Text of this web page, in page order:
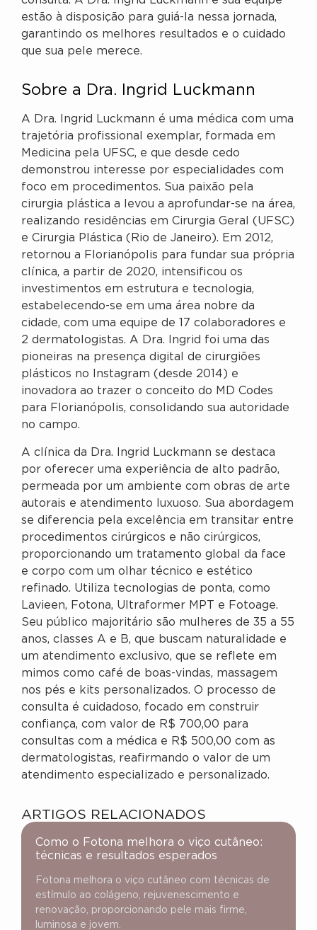
estão à disposição para guiá-la nessa jornada,
garantindo os melhores resultados e o cuidado
que sua pele merece.
Sobre a Dra. Ingrid Luckmann
A Dra. Ingrid Luckmann é uma médica com uma
trajetória profissional exemplar, formada em
Medicina pela UFSC, e que desde cedo
demonstrou interesse por especialidades com
foco em procedimentos. Sua paixão pela
cirurgia plástica a levou a aprofundar-se na área,
realizando residências em Cirurgia Geral (UFSC)
e Cirurgia Plástica (Rio de Janeiro). Em 2012,
retornou a Florianópolis para fundar sua própria
clínica, a partir de 2020, intensificou os
investimentos em estrutura e tecnologia,
estabelecendo-se em uma área nobre da
cidade, com uma equipe de 17 colaboradores e
2 dermatologistas. A Dra. Ingrid foi uma das
pioneiras na presença digital de cirurgiões
plásticos no Instagram (desde 2014) e
inovadora ao trazer o conceito do MD Codes
para Florianópolis, consolidando sua autoridade
no campo.
A clínica da Dra. Ingrid Luckmann se destaca
por oferecer uma experiência de alto padrão,
permeada por um ambiente com obras de arte
autorais e atendimento luxuoso. Sua abordagem
se diferencia pela excelência em transitar entre
procedimentos cirúrgicos e não cirúrgicos,
proporcionando um tratamento global da face
e corpo com um olhar técnico e estético
refinado. Utiliza tecnologias de ponta, como
Lavieen, Fotona, Ultraformer MPT e Fotoage.
Seu público majoritário são mulheres de 35 a 55
anos, classes A e B, que buscam naturalidade e
um atendimento exclusivo, que se reflete em
mimos como café de boas-vindas, massagem
nos pés e kits personalizados. O processo de
consulta é cuidadoso, focado em construir
confiança, com valor de R$ 700,00 para
consultas com a médica e R$ 500,00 com as
dermatologistas, reafirmando o valor de um
atendimento especializado e personalizado.
ARTIGOS RELACIONADOS
Como o Fotona melhora o viço cutâneo:
técnicas e resultados esperados
Fotona melhora o viço cutâneo com técnicas de
estímulo ao colágeno, rejuvenescimento e
renovação, proporcionando pele mais firme,
luminosa e jovem.